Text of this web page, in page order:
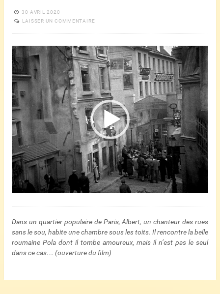
30 AVRIL 2020
LAISSER UN COMMENTAIRE
Lecteur
vidéo
Dans un quartier populaire de Paris, Albert, un chanteur des rues
sans le sou, habite une chambre sous les toits. Il rencontre la belle
roumaine Pola dont il tombe amoureux, mais il n’est pas le seul
dans ce cas… (ouverture du film)